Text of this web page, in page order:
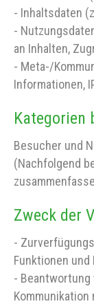
- Inhaltsdaten
-
an Inhalten,
- Meta-/
Informationen,
Kategorien
Besucher und
(Nachfolgend
Zweck der
-
Funktionen und
- Beantwortung
Kommunikation